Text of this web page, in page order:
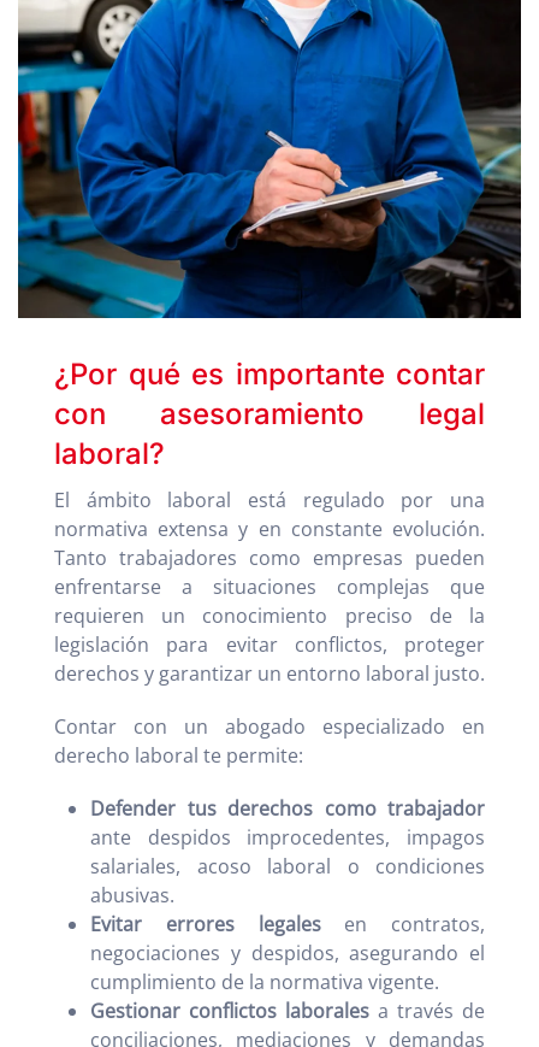
¿Por qué es importante contar
con asesoramiento legal
laboral?
El ámbito laboral está regulado por una
normativa extensa y en constante evolución.
Tanto trabajadores como empresas pueden
enfrentarse a situaciones complejas que
requieren un conocimiento preciso de la
legislación para evitar conflictos, proteger
derechos y garantizar un entorno laboral justo.
Contar con un abogado especializado en
derecho laboral te permite:
Defender tus derechos como trabajador
ante despidos improcedentes, impagos
salariales, acoso laboral o condiciones
abusivas.
Evitar errores legalesen contratos,
negociaciones y despidos, asegurando el
cumplimiento de la normativa vigente.
Gestionar conflictos laborales a través de
conciliaciones, mediaciones y demandas